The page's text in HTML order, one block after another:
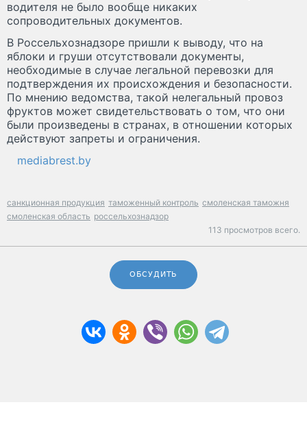
водителя не было вообще никаких
сопроводительных документов.
В Россельхознадзоре пришли к выводу, что на
яблоки и груши отсутствовали документы,
необходимые в случае легальной перевозки для
подтверждения их происхождения и безопасности.
По мнению ведомства, такой нелегальный провоз
фруктов может свидетельствовать о том, что они
были произведены в странах, в отношении которых
действуют запреты и ограничения.
mediabrest.by
санкционная продукция таможенный контроль смоленская таможня
смоленская область россельхознадзор
113 просмотров всего.
ОБСУДИТЬ